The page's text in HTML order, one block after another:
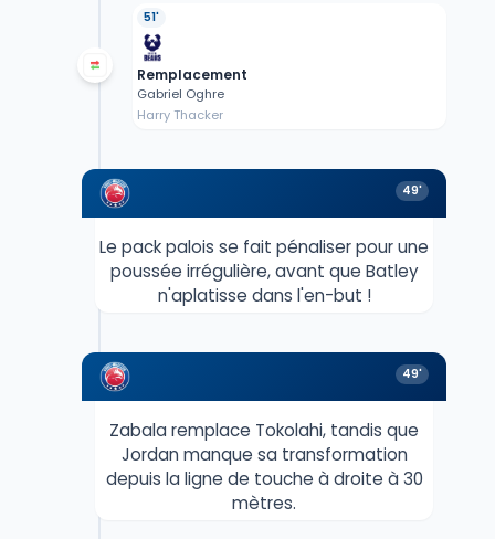
51'
Remplacement
Gabriel Oghre
Harry Thacker
49'
Le pack palois se fait pénaliser pour une
poussée irrégulière, avant que Batley
n'aplatisse dans l'en-but !
49'
Zabala remplace Tokolahi, tandis que
Jordan manque sa transformation
depuis la ligne de touche à droite à 30
mètres.